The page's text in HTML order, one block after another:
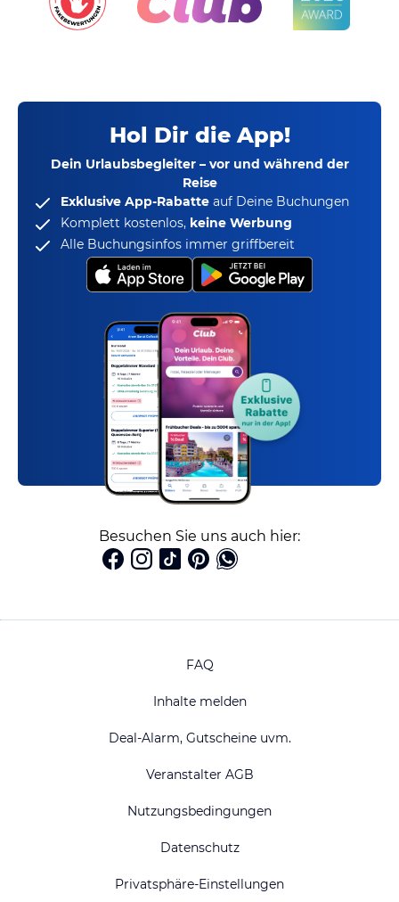
Hol Dir die App!
Dein Urlaubsbegleiter – vor und während der
Reise
Exklusive App-Rabatte auf Deine Buchungen
Komplett kostenlos, keine Werbung
Alle Buchungsinfos immer griffbereit
Besuchen Sie uns auch hier:
FAQ
Inhalte melden
Deal-Alarm, Gutscheine uvm.
Veranstalter AGB
Nutzungsbedingungen
Datenschutz
Privatsphäre-Einstellungen